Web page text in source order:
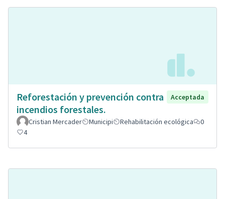
Reforestación y prevención contra
incendios forestales.
Acceptada
Cristian Mercader Municipi Rehabilitación ecológica
0
4